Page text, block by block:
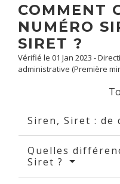
COMMENT
NUMÉRO
SIRET ?
Vérifié le 01 Jan 2023 -
administrative (Première
Siren, Siret : de
Quelles
Siret ?